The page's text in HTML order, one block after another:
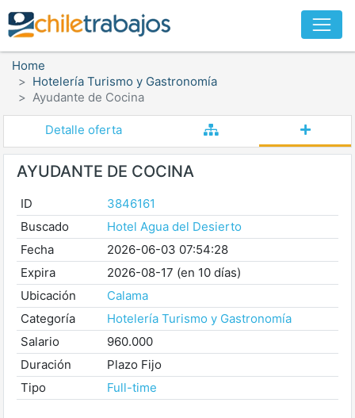
Home
Hotelería Turismo y Gastronomía
Ayudante de Cocina
Detalle oferta
AYUDANTE DE COCINA
ID
3846161
Buscado
Hotel Agua del Desierto
Fecha
2026-06-03 07:54:28
Expira
2026-08-17 (en 10 días)
Ubicación
Calama
Categoría
Hotelería Turismo y Gastronomía
Salario
960.000
Duración
Plazo Fijo
Tipo
Full-time